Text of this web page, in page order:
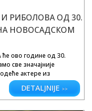
РИБОЛОВА ОД 30.
НОВОСАДСКОМ
ово године од 30.
све значајније
актере из
који деле страст
и очувању
DETALJNIJE >>